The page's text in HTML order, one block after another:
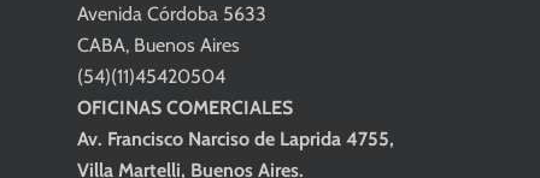
Avenida Córdoba 5633
CABA, Buenos Aires
(54)(11)45420504
OFICINAS COMERCIALES
Av. Francisco Narciso de Laprida 4755,
Villa Martelli, Buenos Aires.